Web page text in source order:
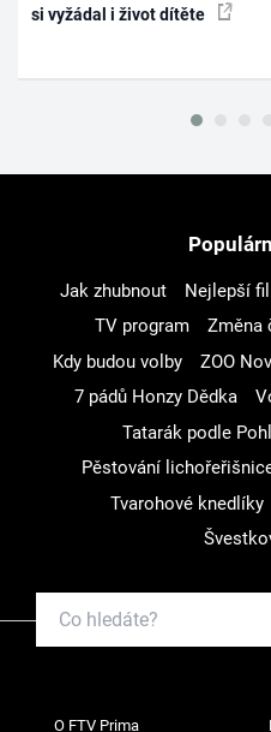
si vyžádal i život dítěte
Jak zhubnout Nejlepší
TV program
Změna
Kdy budou volby
ZOO
7 pádů Honzy Dědka
Tatarák podle
Pěstování
Tvarohové knedlíky
O FTV Prima